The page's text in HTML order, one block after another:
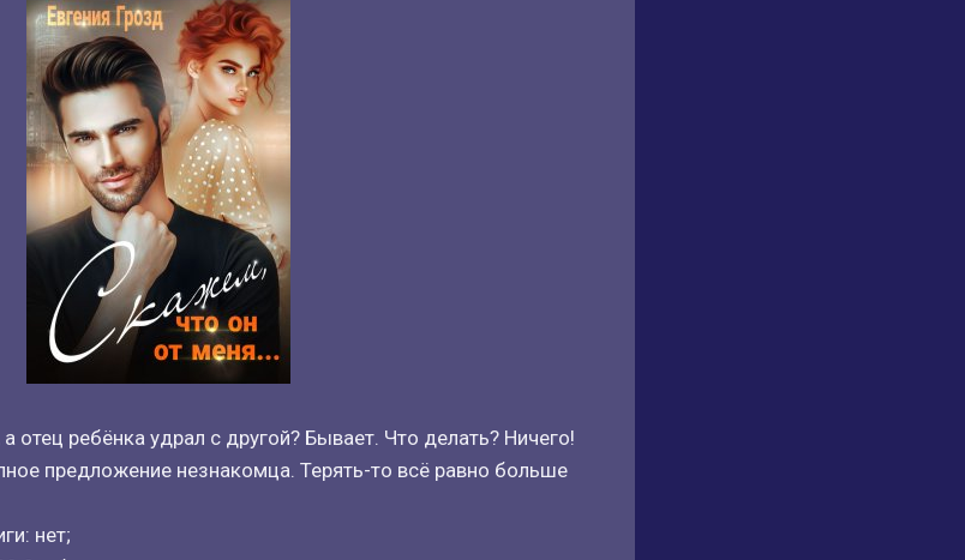
отец ребёнка удрал с другой? Бывает. Что делать? Ничего!
предложение незнакомца. Терять-то всё равно больше
нет;